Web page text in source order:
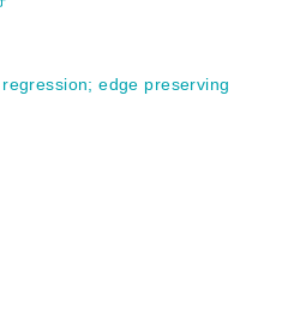
;edge preserving